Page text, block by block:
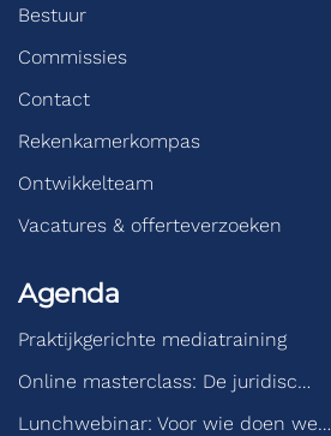
Bestuur
Commissies
Contact
Rekenkamerkompas
Ontwikkelteam
Vacatures & offerteverzoeken
Agenda
Praktijkgerichte mediatraining
Online masterclass: De juridisc…
Lunchwebinar: Voor wie doen we…